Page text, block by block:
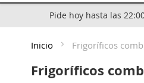
Pide hoy hasta las
Inicio Frigoríficos
Frigoríficos